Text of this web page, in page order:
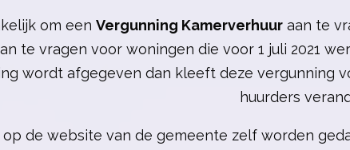
om een Vergunning Kamerverhuuraan te
te vragen voor woningen die voor 1 juli 2021
wordt afgegeven dan kleeft deze vergunning
huurders
op de website van de gemeente zelf worden